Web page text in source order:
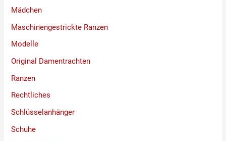
Mädchen
Maschinengestrickte Ranzen
Modelle
Original Damentrachten
Ranzen
Rechtliches
Schlüsselanhänger
Schuhe